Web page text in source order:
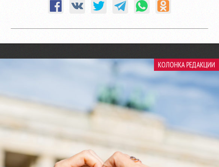
КОЛОНКА РЕДАКЦИИ